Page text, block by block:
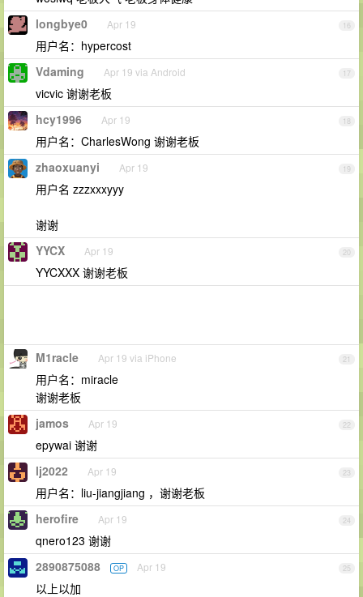
16
longbye0 Apr 19
用户名：hypercost
17
Vdaming Apr 19 via Android
vicvic 谢谢老板
18
hcy1996 Apr 19
用户名：CharlesWong 谢谢老板
19
zhaoxuanyi Apr 19
用户名 zzzxxxyyy
谢谢
20
YYCX Apr 19
YYCXXX 谢谢老板
21
M1racle Apr 19 via iPhone
用户名：miracle
谢谢老板
22
jamos Apr 19
epywai 谢谢
23
lj2022 Apr 19
用户名：liu-jiangjiang ，谢谢老板
24
herofire Apr 19
qnero123 谢谢
25
2890875088 OP Apr 19
以上以加